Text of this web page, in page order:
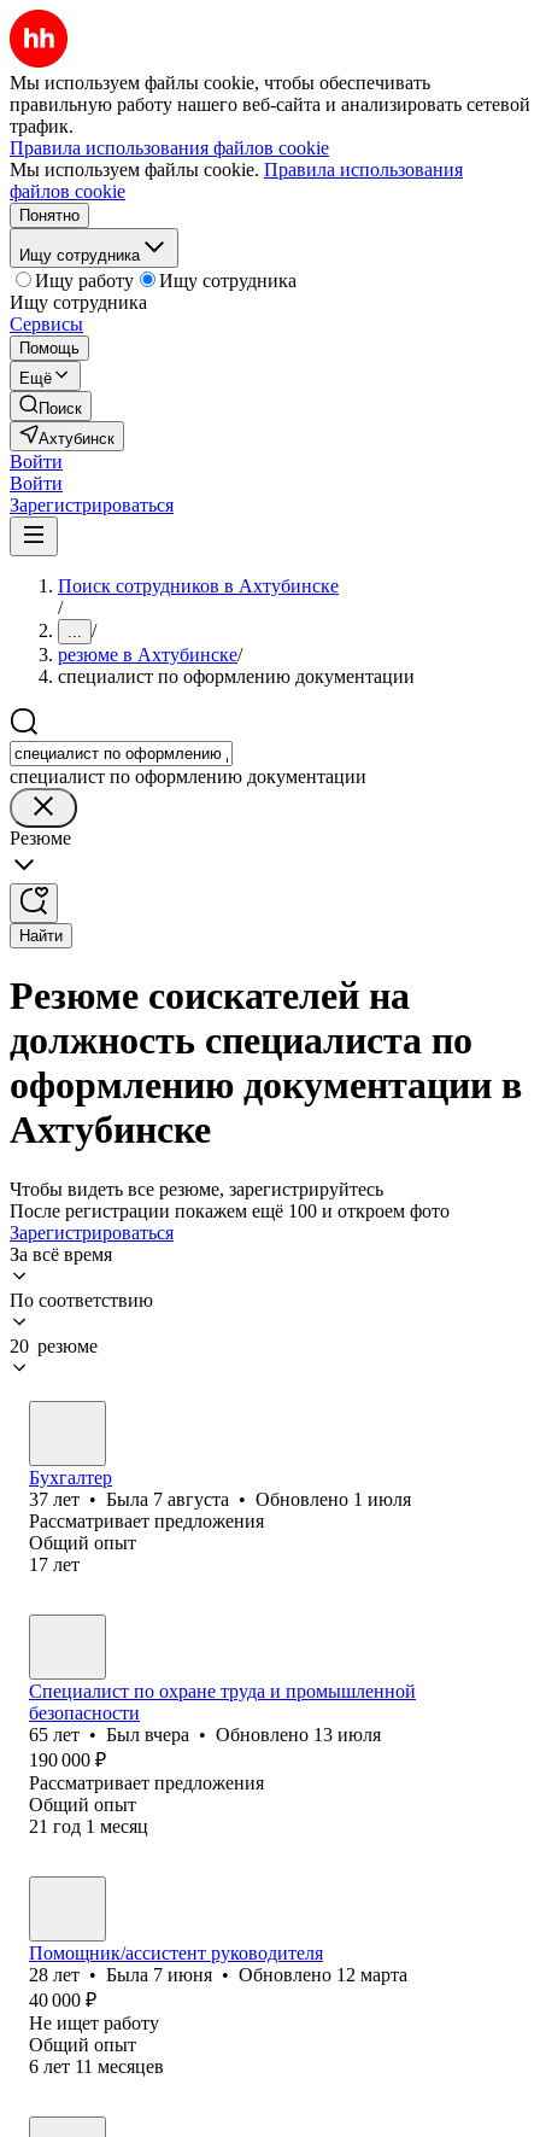
Мы используем файлы cookie, чтобы обеспечивать
правильную работу нашего веб-сайта и анализировать сетевой
трафик.
Правила использования файлов cookie
Мы используем файлы cookie. Правила использования
файлов cookie
Понятно
Ищу сотрудника
Ищу работу
Ищу сотрудника
Ищу сотрудника
Сервисы
Помощь
Ещё
Поиск
Ахтубинск
Войти
Войти
Зарегистрироваться
Поиск сотрудников в Ахтубинске
/
... /
резюме в Ахтубинске/
специалист по оформлению документации
специалист по оформлению документации
Резюме
Найти
Резюме соискателей на
должность специалиста по
оформлению документации в
Ахтубинске
Чтобы видеть все резюме, зарегистрируйтесь
После регистрации покажем ещё 100 и откроем фото
Зарегистрироваться
За всё время
По соответствию
20 резюме
Бухгалтер
37 лет • Была 7 августа • Обновлено 1 июля
Рассматривает предложения
Общий опыт
17 лет
Специалист по охране труда и промышленной
безопасности
65 лет • Был вчера • Обновлено 13 июля
190 000 ₽
Рассматривает предложения
Общий опыт
21 год 1 месяц
Помощник/ассистент руководителя
28 лет • Была 7 июня • Обновлено 12 марта
40 000 ₽
Не ищет работу
Общий опыт
6 лет 11 месяцев